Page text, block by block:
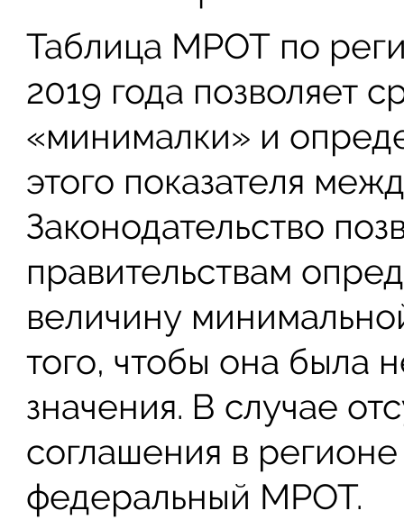
Таблица МРОТ по
2019 года позволяет
«минималки» и
этого показателя
Законодательство
правительствам
величину
того, чтобы она была
значения. В случае
соглашения в
федеральный МРОТ.